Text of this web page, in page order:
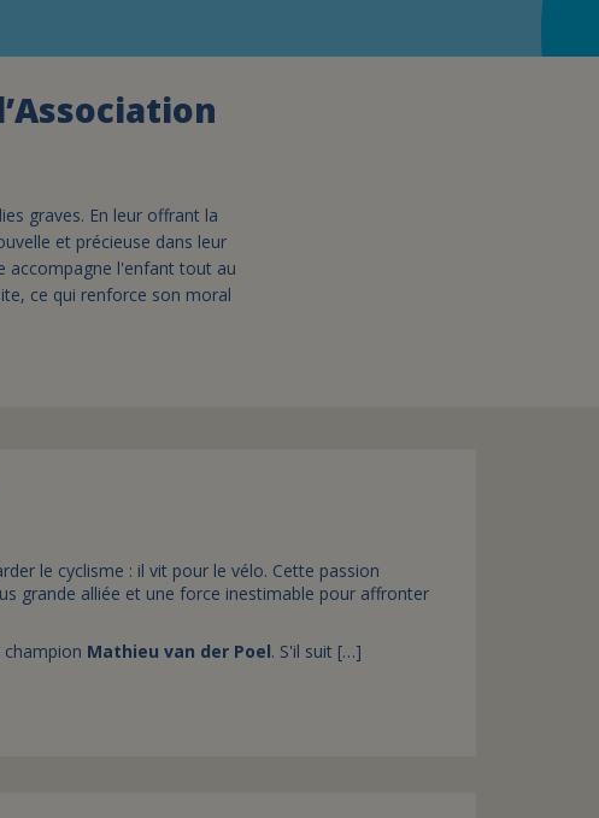
graves. En leur offrant la
et précieuse dans leur
accompagne l'enfant tout au
ce qui renforce son moral
le cyclisme : il vit pour le vélo. Cette passion
grande alliée et une force inestimable pour affronter
champion Mathieu van der Poel. S'il suit […]